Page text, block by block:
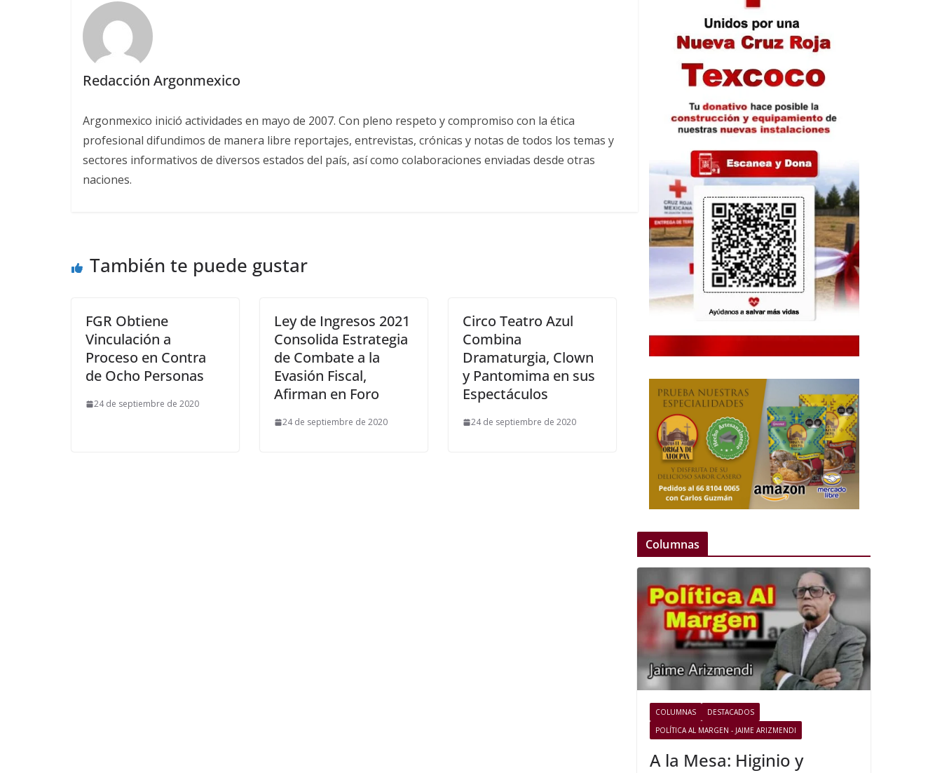
Redacción Argonmexico
Argonmexico inició actividades en mayo de 2007. Con pleno respeto y compromiso con la ética
profesional difundimos de manera libre reportajes, entrevistas, crónicas y notas de todos los temas y
sectores informativos de diversos estados del país, así como colaboraciones enviadas desde otras
naciones.
También te puede gustar
FGR Obtiene
Vinculación a
Proceso en Contra
de Ocho Personas
24 de septiembre de 2020
Ley de Ingresos 2021
Consolida Estrategia
de Combate a la
Evasión Fiscal,
Afirman en Foro
24 de septiembre de 2020
Circo Teatro Azul
Combina
Dramaturgia, Clown
y Pantomima en sus
Espectáculos
24 de septiembre de 2020
Columnas
COLUMNAS
DESTACADOS
POLÍTICA AL MARGEN - JAIME ARIZMENDI
A la Mesa: Higinio y